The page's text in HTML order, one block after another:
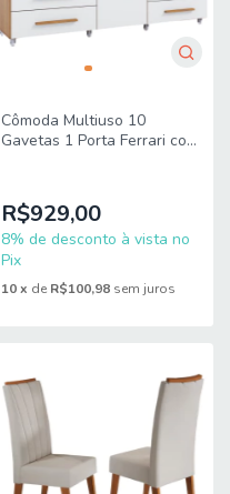
Cômoda Multiuso 10
Gavetas 1 Porta Ferrari com
R$929,00
8% de desconto à vista no
Pix
10 x de R$100,98 sem juros